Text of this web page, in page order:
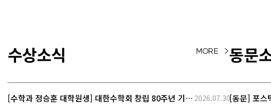
니다.이러한 연결관계를 거
제공하…
수상소식 MORE >
[수학과 정승훈 대학원생] 대한수학회 창립 80주년 기념 2026.07.30
동문
[동문] 포스